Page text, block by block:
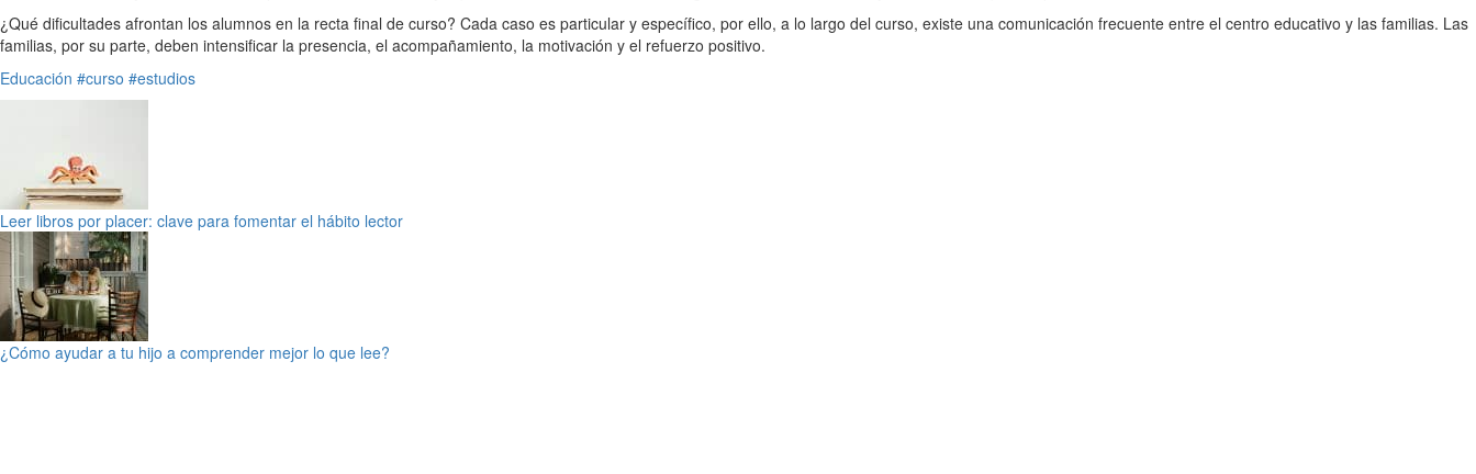
¿Qué dificultades afrontan los alumnos en la recta final de curso? Cada caso es particular y específico, por ello, a lo largo del curso, existe una comunicación frecuente entre el centro educativo y las familias. Las
familias, por su parte, deben intensificar la presencia, el acompañamiento, la motivación y el refuerzo positivo.
Educación #curso #estudios
Leer libros por placer: clave para fomentar el hábito lector
¿Cómo ayudar a tu hijo a comprender mejor lo que lee?